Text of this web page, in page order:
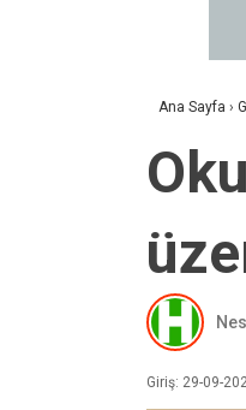
Ana Sayfa ›
Giriş: 29-09-